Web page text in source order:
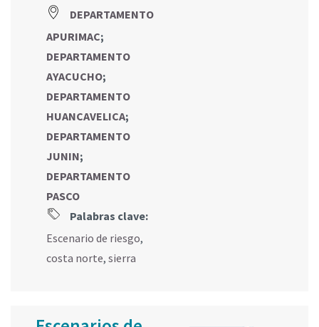
DEPARTAMENTO
APURIMAC;
DEPARTAMENTO
AYACUCHO;
DEPARTAMENTO
HUANCAVELICA;
DEPARTAMENTO
JUNIN;
DEPARTAMENTO
PASCO
Palabras clave:
Escenario de riesgo,
costa norte, sierra